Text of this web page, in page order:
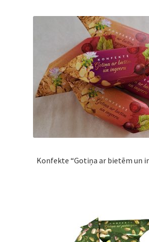
Konfekte “Gotiņa ar bietēm un